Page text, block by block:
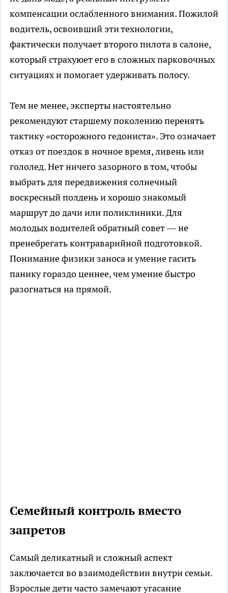
компенсации ослабленного внимания. Пожилой
водитель, освоивший эти технологии,
фактически получает второго пилота в салоне,
который страхуюет его в сложных парковочных
ситуациях и помогает удерживать полосу.
Тем не менее, эксперты настоятельно
рекомендуют старшему поколению перенять
тактику «осторожного гедониста». Это означает
отказ от поездок в ночное время, ливень или
гололед. Нет ничего зазорного в том, чтобы
выбрать для передвижения солнечный
воскресный полдень и хорошо знакомый
маршрут до дачи или поликлиники. Для
молодых водителей обратный совет — не
пренебрегать контраварийной подготовкой.
Понимание физики заноса и умение гасить
панику гораздо ценнее, чем умение быстро
разогнаться на прямой.
Семейный контроль вместо
запретов
Самый деликатный и сложный аспект
заключается во взаимодействии внутри семьи.
Взрослые дети часто замечают угасание